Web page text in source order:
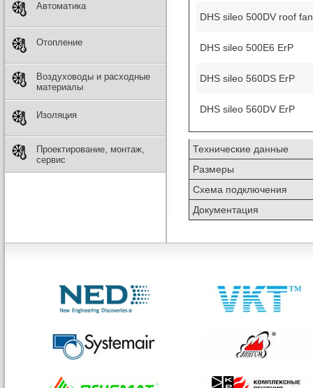
Автоматика
Отопление
Воздуховоды и расходные
материалы
Изоляция
Проектирование, монтаж,
сервис
DHS sileo 500DV roof fan
DHS sileo 500E6 ErP
DHS sileo 560DS ErP
DHS sileo 560DV ErP
Технические данные
Размеры
Схема подключения
Документация